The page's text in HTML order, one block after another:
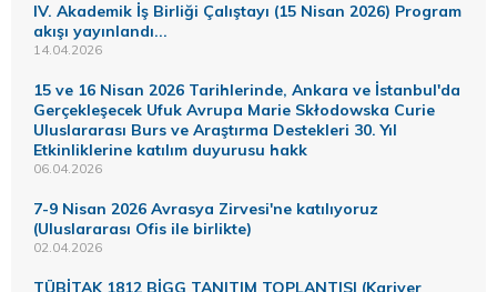
IV. Akademik İş Birliği Çalıştayı (15 Nisan 2026) Program
akışı yayınlandı...
14.04.2026
15 ve 16 Nisan 2026 Tarihlerinde, Ankara ve İstanbul'da
Gerçekleşecek Ufuk Avrupa Marie Skłodowska Curie
Uluslararası Burs ve Araştırma Destekleri 30. Yıl
Etkinliklerine katılım duyurusu hakk
06.04.2026
7-9 Nisan 2026 Avrasya Zirvesi'ne katılıyoruz
(Uluslararası Ofis ile birlikte)
02.04.2026
TÜBİTAK 1812 BİGG TANITIM TOPLANTISI (Kariyer